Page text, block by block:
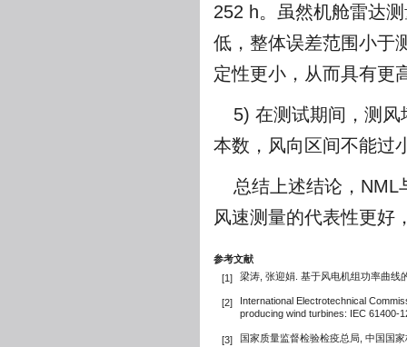
252 h。虽然机舱雷达
低，整体误差范围小于
定性更小，从而具有更
5) 在测试期间，测
本数，风向区间不能过
总结上述结论，NML
风速测量的代表性更好
参考文献
[1]
梁涛, 张迎娟. 基于风电机组功率曲线
[2]
International Electrotechnical
producing wind turbines: IEC 61400-
[3] 国家质量监督检验检疫总局, 中国国